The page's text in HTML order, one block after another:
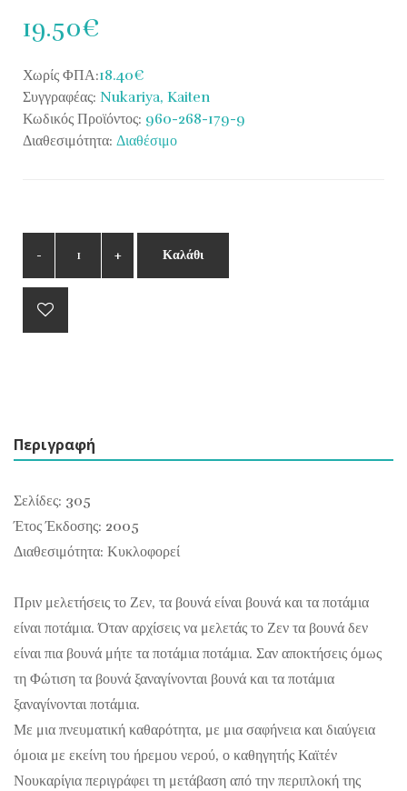
19.50€
Χωρίς ΦΠΑ:18.40€
Συγγραφέας: Nukariya, Kaiten
Κωδικός Προϊόντος: 960-268-179-9
Διαθεσιμότητα: Διαθέσιμο
Καλάθι
Περιγραφή
Σελίδες: 305
Έτος Έκδοσης: 2005
Διαθεσιμότητα: Κυκλοφορεί
Πριν μελετήσεις το Ζεν, τα βουνά είναι βουνά και τα ποτάμια
είναι ποτάμια. Όταν αρχίσεις να μελετάς το Ζεν τα βουνά δεν
είναι πια βουνά μήτε τα ποτάμια ποτάμια. Σαν αποκτήσεις όμως
τη Φώτιση τα βουνά ξαναγίνονται βουνά και τα ποτάμια
ξαναγίνονται ποτάμια.
Με μια πνευματική καθαρότητα, με μια σαφήνεια και διαύγεια
όμοια με εκείνη του ήρεμου νερού, ο καθηγητής Καϊτέν
Νουκαρίγια περιγράφει τη μετάβαση από την περιπλοκή της